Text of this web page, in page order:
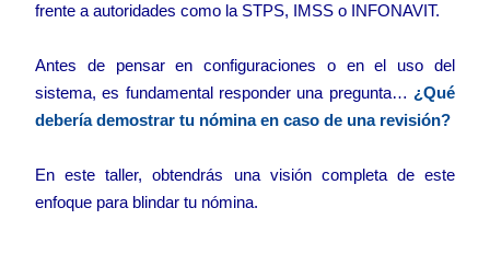
frente a autoridades como la STPS, IMSS o INFONAVIT.
Antes de pensar en configuraciones o en el uso del
sistema, es fundamental responder una pregunta… ¿Qué
debería demostrar tu nómina en caso de una revisión?
En este taller, obtendrás una visión completa de este
enfoque para blindar tu nómina.